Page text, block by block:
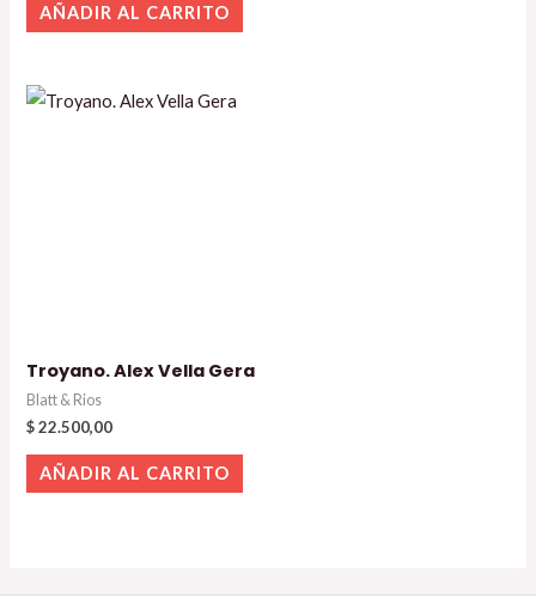
AÑADIR AL CARRITO
Troyano. Alex Vella Gera
Blatt & Rios
$22.500,00
AÑADIR AL CARRITO